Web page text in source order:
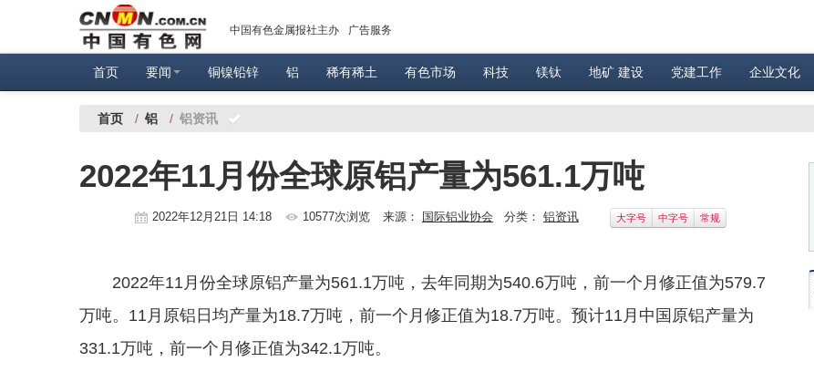
中国有色金属报社主办 广告服务
首页 要闻 铜镍铅锌 铝 稀有稀土 有色市场 科技 镁钛 地矿 建设 党建工作 企业文化
首页 / 铝 / 铝资讯
2022年11月份全球原铝产量为561.1万吨
2022年12月21日 14:18 10577次浏览 来源： 国际铝业协会 分类： 铝资讯 大字号 中字号 常规
2022年11月份全球原铝产量为561.1万吨，去年同期为540.6万吨，前一个月修正值为579.7
万吨。11月原铝日均产量为18.7万吨，前一个月修正值为18.7万吨。预计11月中国原铝产量为
331.1万吨，前一个月修正值为342.1万吨。